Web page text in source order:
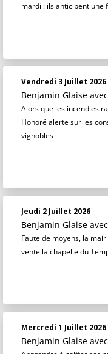
mardi : ils anticipent une
Vendredi 3 Juillet 2026
Benjamin Glaise
Alors que les incendies
Honoré alerte sur les
vignobles
Jeudi 2 Juillet 2026
Benjamin Glaise
Faute de moyens, la
vente la chapelle du
Mercredi 1 Juillet 2026
Benjamin Glaise